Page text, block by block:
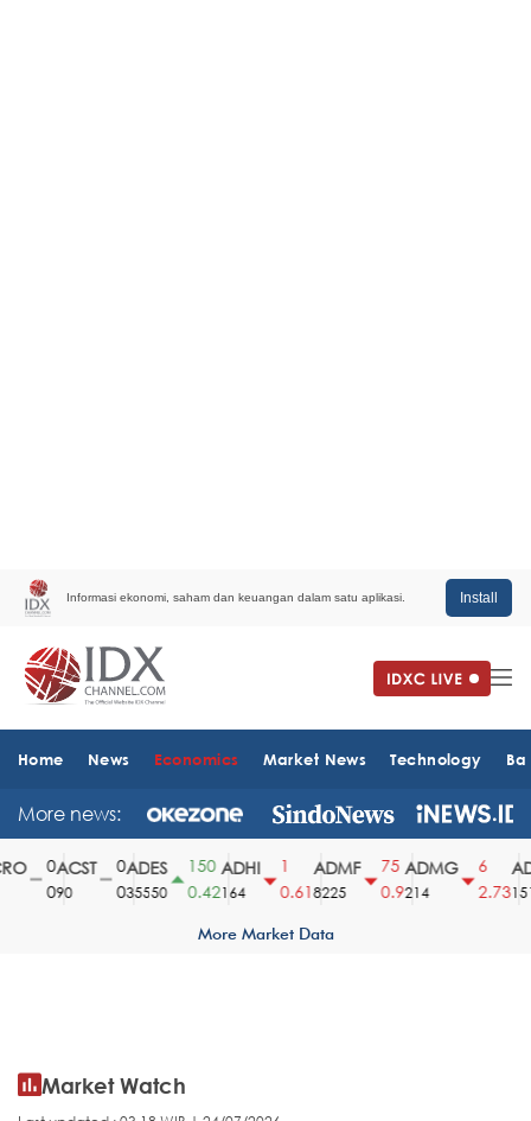
Informasi ekonomi, saham dan keuangan dalam satu aplikasi. Install
Home News Economics Market News Technology
More news:
ACST
90
ADES
35550
150
0.42
ADHI
164
0.61
ADMF
8225
75
0.9
ADMG
214
2.731510
More Market Data
Market Watch